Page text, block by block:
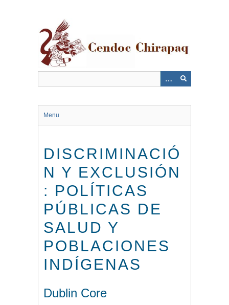
Menu
DISCRIMINACIÓ
N Y EXCLUSIÓN
: POLÍTICAS
PÚBLICAS DE
SALUD Y
POBLACIONES
INDÍGENAS
Dublin Core